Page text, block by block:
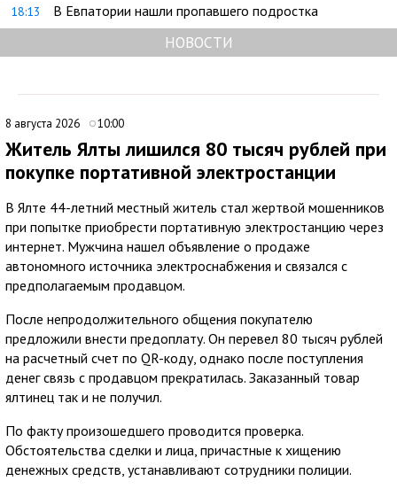
18:13 В Евпатории нашли пропавшего подростка
НОВОСТИ
8 августа 2026 10:00
Житель Ялты лишился 80 тысяч рублей при
покупке портативной электростанции
В Ялте 44-летний местный житель стал жертвой мошенников
при попытке приобрести портативную электростанцию через
интернет. Мужчина нашел объявление о продаже
автономного источника электроснабжения и связался с
предполагаемым продавцом.
После непродолжительного общения покупателю
предложили внести предоплату. Он перевел 80 тысяч рублей
на расчетный счет по QR-коду, однако после поступления
денег связь с продавцом прекратилась. Заказанный товар
ялтинец так и не получил.
По факту произошедшего проводится проверка.
Обстоятельства сделки и лица, причастные к хищению
денежных средств, устанавливают сотрудники полиции.